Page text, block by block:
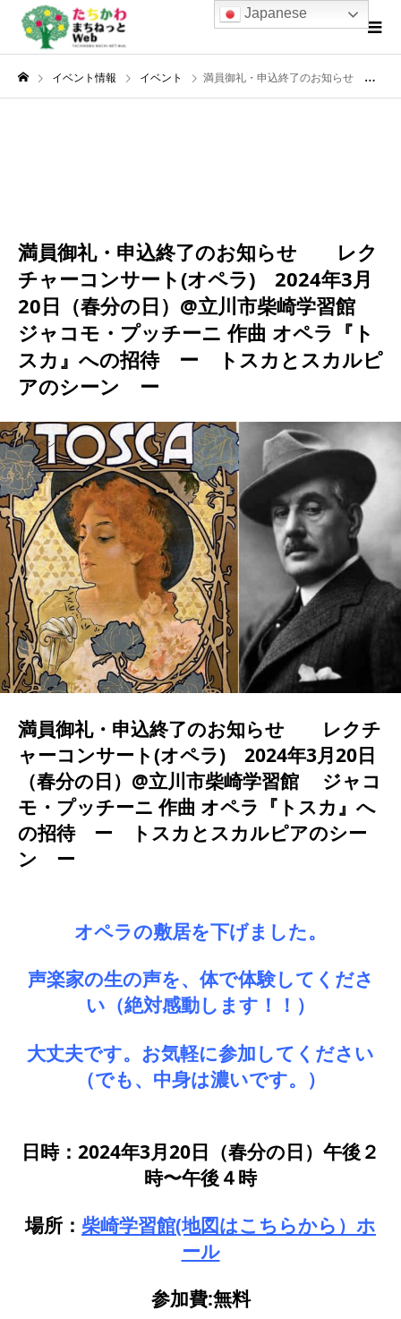
イベント情報 イベント 満員御礼・申込終了のお知らせ レクチャーコンサート(オペラ) 2024年3月20日（春分の日）@立川市柴崎学習館 ジャコモ・プッチーニ 作曲 オペラ『トスカ』への招待 ー トスカとスカルピアのシーン ー
満員御礼・申込終了のお知らせ レク
チャーコンサート(オペラ) 2024年3月
20日（春分の日）@立川市柴崎学習館
ジャコモ・プッチーニ 作曲 オペラ『ト
スカ』への招待 ー トスカとスカルピ
アのシーン ー
イベント
満員御礼・申込終了のお知らせ レクチ
ャーコンサート(オペラ) 2024年3月20日
（春分の日）@立川市柴崎学習館 ジャコ
モ・プッチーニ 作曲 オペラ『トスカ』へ
の招待 ー トスカとスカルピアのシー
ン ー
オペラの敷居を下げました。
声楽家の生の声を、体で体験してくださ
い（絶対感動します！！）
大丈夫です。お気軽に参加してください
（でも、中身は濃いです。）
日時：2024年3月20日（春分の日）午後２
時〜午後４時
場所： 柴崎学習館(地図はこちらから）ホ
ール
参加費:無料
Japanese